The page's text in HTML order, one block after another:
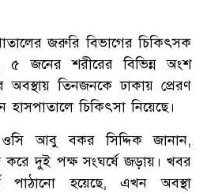
জরুরি বিভাগের চিকিৎসক
৫ জনের শরীরের বিভিন্ন অংশ
অবস্থায় তিনজনকে ঢাকায় প্রেরণ
চিকিৎসা নিয়েছে।
ওসি আবু বকর সিদ্দিক জানান,
করে দুই পক্ষ সংঘর্ষে জড়ায়। খবর
পাঠানো হয়েছে, এখন অবস্থা